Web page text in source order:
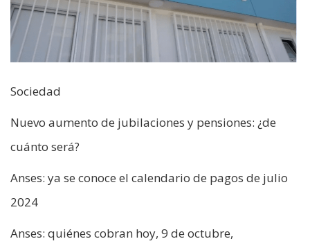
Sociedad
Nuevo aumento de jubilaciones y pensiones: ¿de
cuánto será?
Anses: ya se conoce el calendario de pagos de julio
2024
Anses: quiénes cobran hoy, 9 de octubre,